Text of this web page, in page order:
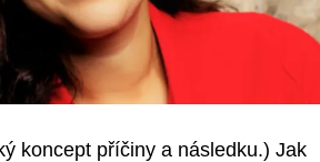
koncept příčiny a následku.) Jak